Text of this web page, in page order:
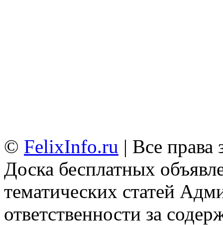
© FelixInfo.ru | Все
Доска бесплатных
тематических статей
ответственности за